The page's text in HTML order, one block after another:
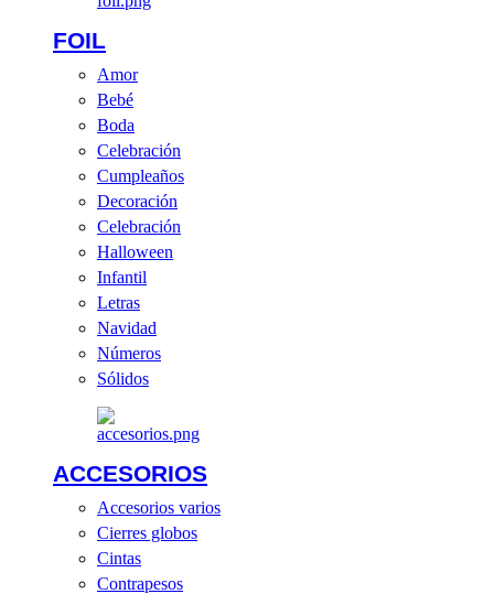
FOIL
Amor
Bebé
Boda
Celebración
Cumpleaños
Decoración
Celebración
Halloween
Infantil
Letras
Navidad
Números
Sólidos
ACCESORIOS
Accesorios varios
Cierres globos
Cintas
Contrapesos